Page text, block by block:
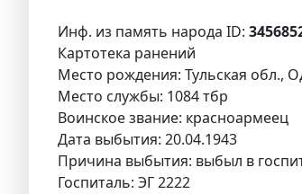
Инф. из память народа ID:
Картотека ранений
Место рождения: Тульская обл.,
Место службы: 1084 тбр
Воинское звание: красноармеец
Дата выбытия: 20.04.1943
Причина выбытия: выбыл в
Госпиталь: ЭГ 2222